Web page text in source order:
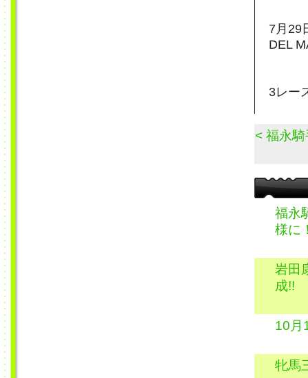
7月29
DEL
3レ
< 福永
福永
様に
岩田
成!!
10月
牝馬